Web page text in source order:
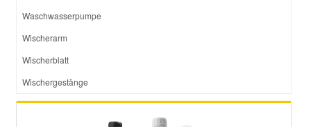
Waschwasserpumpe
Wischerarm
Wischerblatt
Wischergestänge